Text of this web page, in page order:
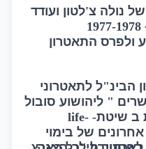
נולה צ'לטון ועודד
1977-1978
ולפרס התאטרון
הבינ"ל לתאטרוני
ב שיטת - life-
"ליהושוע סובול
של בימוי